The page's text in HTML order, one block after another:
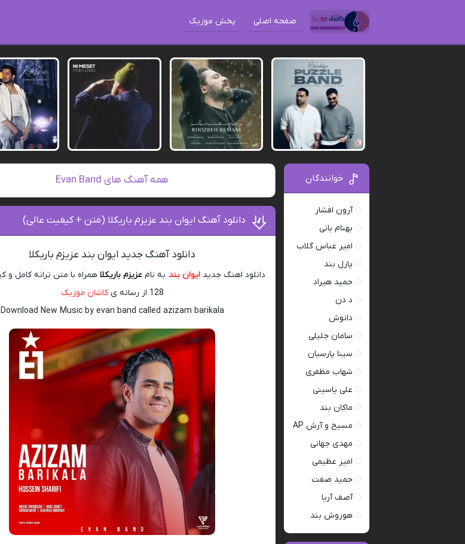
صفحه اصلی پخش موزیک
همه آهنگ های Evan Band
دانلود آهنگ ایوان بند عزیزم باریکلا (متن + کیفیت عالی)
دانلود آهنگ جدید ایوان بند عزیزم باریکلا
دانلود اهنگ جدید ایوان بندبه نام عزیزم باریکلا
128 از رسانه ی
کاشان موزیک
Download New Music by evan band called azizam barikala
خوانندگان
آرون افشار
بهنام بانی
امیر عباس گلاب
پازل بند
حمید هیراد
د دن
دانوش
سامان جلیلی
سینا پارسیان
شهاب مظفری
علی یاسینی
ماکان بند
مسیح و آرش AP
مهدی جهانی
امیر عظیمی
حمید صفت
آصف آریا
هوروش بند